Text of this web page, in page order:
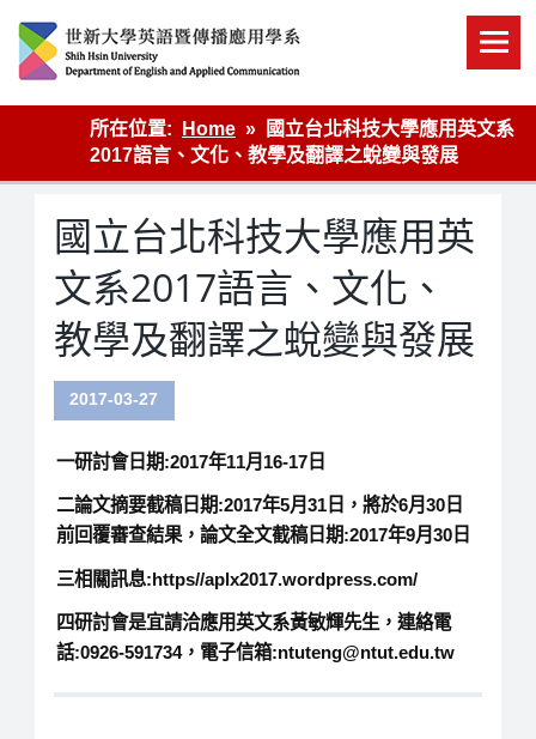
content
英語傳播
所在位置:
Home
國立台北科技大學應用英文系
2017語言、文化、教學及翻譯之蛻變與發展
國立台北科技大學應用英
文系2017語言、文化、
教學及翻譯之蛻變與發展
2017-03-27
一研討會日期:2017年11月16-17日
二論文摘要截稿日期:2017年5月31日，將於6月30日
前回覆審查結果，論文全文截稿日期:2017年9月30日
三相關訊息:https//aplx2017.wordpress.com/
四研討會是宜請洽應用英文系黃敏輝先生，連絡電
話:0926-591734，電子信箱:ntuteng@ntut.edu.tw